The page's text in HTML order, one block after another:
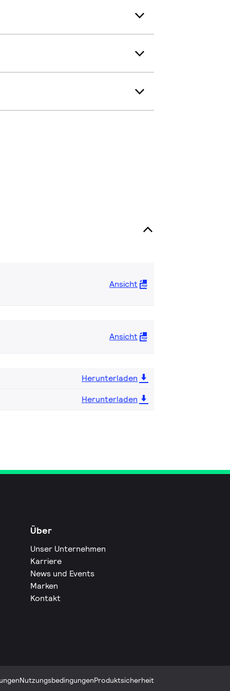
Ansicht
Ansicht
Herunterladen
Herunterladen
Über
Unser Unternehmen
Karriere
News und Events
Marken
Kontakt
NutzungsbedingungenProduktsicherheit